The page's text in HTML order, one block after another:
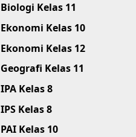
Biologi Kelas 11
Ekonomi Kelas 10
Ekonomi Kelas 12
Geografi Kelas 11
IPA Kelas 8
IPS Kelas 8
PAI Kelas 10